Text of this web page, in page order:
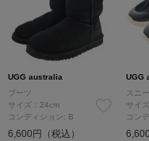
UGG australia
ブーツ
サイズ：24cm
コンディション: B
6,600円（税込）
UGG
スニ
サイ
コン